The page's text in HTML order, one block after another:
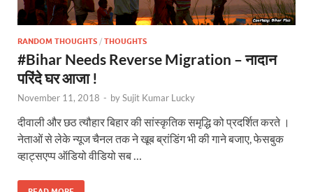
RANDOM THOUGHTS / THOUGHTS
#Bihar Needs Reverse Migration – नादान
परिंदे घर आजा !
November 11, 2018 - bySujit Kumar Lucky
दीवाली और छठ त्यौहार बिहार की सांस्कृतिक समृद्धि को प्रदर्शित करते ।
नेताओं से लेके न्यूज चैनल तक ने खूब ब्रांडिंग भी की गाने बजाए, फेसबुक
व्हाट्सएप्प ऑडियो वीडियो सब …